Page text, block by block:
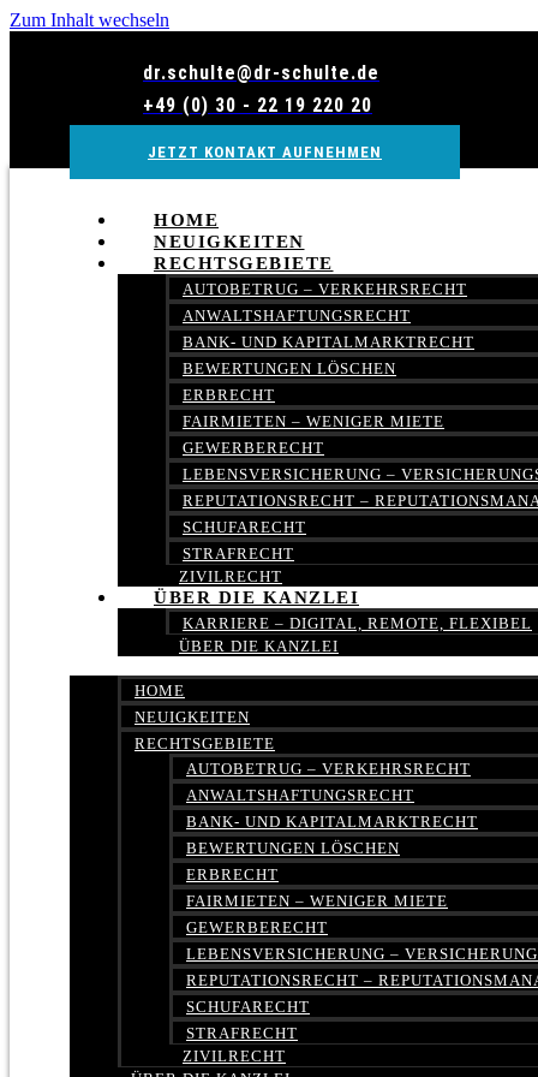
Zum Inhalt wechseln
dr.schulte@dr-schulte.de
+49 (0) 30 - 22 19 220 20
JETZT KONTAKT AUFNEHMEN
HOME
NEUIGKEITEN
RECHTSGEBIETE
AUTOBETRUG – VERKEHRSRECHT
ANWALTSHAFTUNGSRECHT
BANK- UND KAPITALMARKTRECHT
BEWERTUNGEN LÖSCHEN
ERBRECHT
FAIRMIETEN – WENIGER MIETE
GEWERBERECHT
LEBENSVERSICHERUNG –
REPUTATIONSRECHT –
SCHUFARECHT
STRAFRECHT
ZIVILRECHT
ÜBER DIE KANZLEI
KARRIERE – DIGITAL, REMOTE, FLEXIBEL
ÜBER DIE KANZLEI
HOME
NEUIGKEITEN
RECHTSGEBIETE
AUTOBETRUG – VERKEHRSRECHT
ANWALTSHAFTUNGSRECHT
BANK- UND KAPITALMARKTRECHT
BEWERTUNGEN LÖSCHEN
ERBRECHT
FAIRMIETEN – WENIGER MIETE
GEWERBERECHT
LEBENSVERSICHERUNG –
REPUTATIONSRECHT –
SCHUFARECHT
STRAFRECHT
ZIVILRECHT